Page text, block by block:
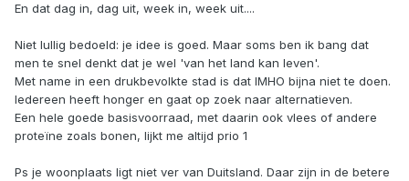
En dat dag in, dag uit, week in, week uit....
Niet lullig bedoeld: je idee is goed. Maar soms ben ik bang dat
men te snel denkt dat je wel 'van het land kan leven'.
Met name in een drukbevolkte stad is dat IMHO bijna niet te doen.
Iedereen heeft honger en gaat op zoek naar alternatieven.
Een hele goede basisvoorraad, met daarin ook vlees of andere
proteïne zoals bonen, lijkt me altijd prio 1
Ps je woonplaats ligt niet ver van Duitsland. Daar zijn in de betere